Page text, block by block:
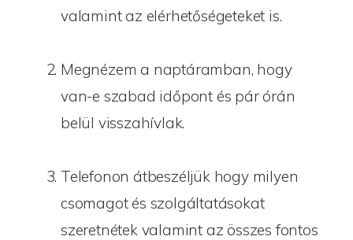
valamint az elérhetőségeteket is.
Megnézem a naptáramban, hogy
van-e szabad időpont és pár órán
belül visszahívlak.
Telefonon átbeszéljük hogy milyen
csomagot és szolgáltatásokat
szeretnétek valamint az összes fontos